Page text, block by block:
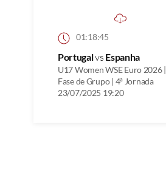
01:18:45
Portugalvs Espanha
U17 Women WSE Euro 2026 |
Fase de Grupo | 4ª Jornada
23/07/2025 19:20